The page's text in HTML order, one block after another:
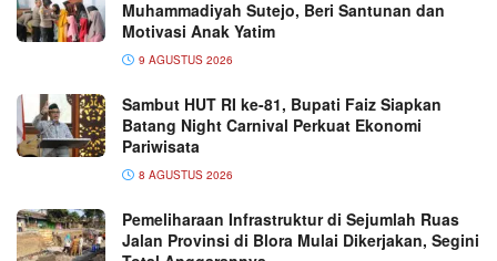
Muhammadiyah Sutejo, Beri Santunan dan
Motivasi Anak Yatim
9 AGUSTUS 2026
Sambut HUT RI ke-81, Bupati Faiz Siapkan
Batang Night Carnival Perkuat Ekonomi
Pariwisata
8 AGUSTUS 2026
Pemeliharaan Infrastruktur di Sejumlah Ruas
Jalan Provinsi di Blora Mulai Dikerjakan, Segini